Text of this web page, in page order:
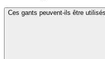
Ces gants peuvent-ils être